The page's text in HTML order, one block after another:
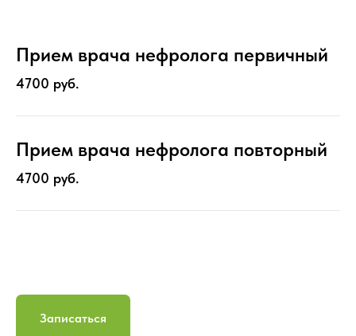
Прием врача нефролога первичный
4700 руб.
Прием врача нефролога повторный
4700 руб.
Записаться